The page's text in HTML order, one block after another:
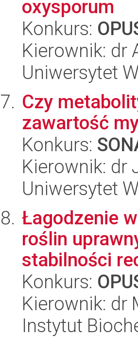
oxysporum
Konkurs:
Kierownik: dr
Uniwersytet
Czy
zawartość
Konkurs:
Kierownik: dr
Uniwersytet
Łagodzenie
roślin
stabilności
Konkurs:
Kierownik: dr
Instytut